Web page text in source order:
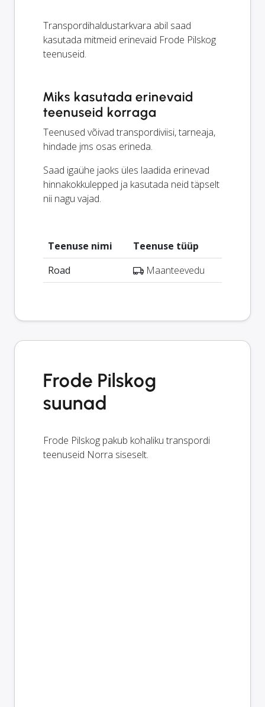
Transpordihaldustarkvara abil saad
kasutada mitmeid erinevaid Frode Pilskog
teenuseid.
Miks kasutada erinevaid
teenuseid korraga
Teenused võivad transpordiviisi, tarneaja,
hindade jms osas erineda.
Saad igaühe jaoks üles laadida erinevad
hinnakokkulepped ja kasutada neid täpselt
nii nagu vajad.
Teenuse nimi
Teenuse tüüp
Road
Maanteevedu
Frode Pilskog
suunad
Frode Pilskog pakub kohaliku transpordi
teenuseid Norra siseselt.